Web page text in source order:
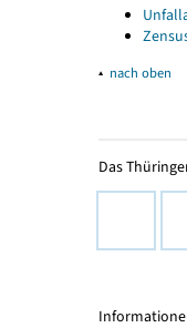
▴ nach oben
Das